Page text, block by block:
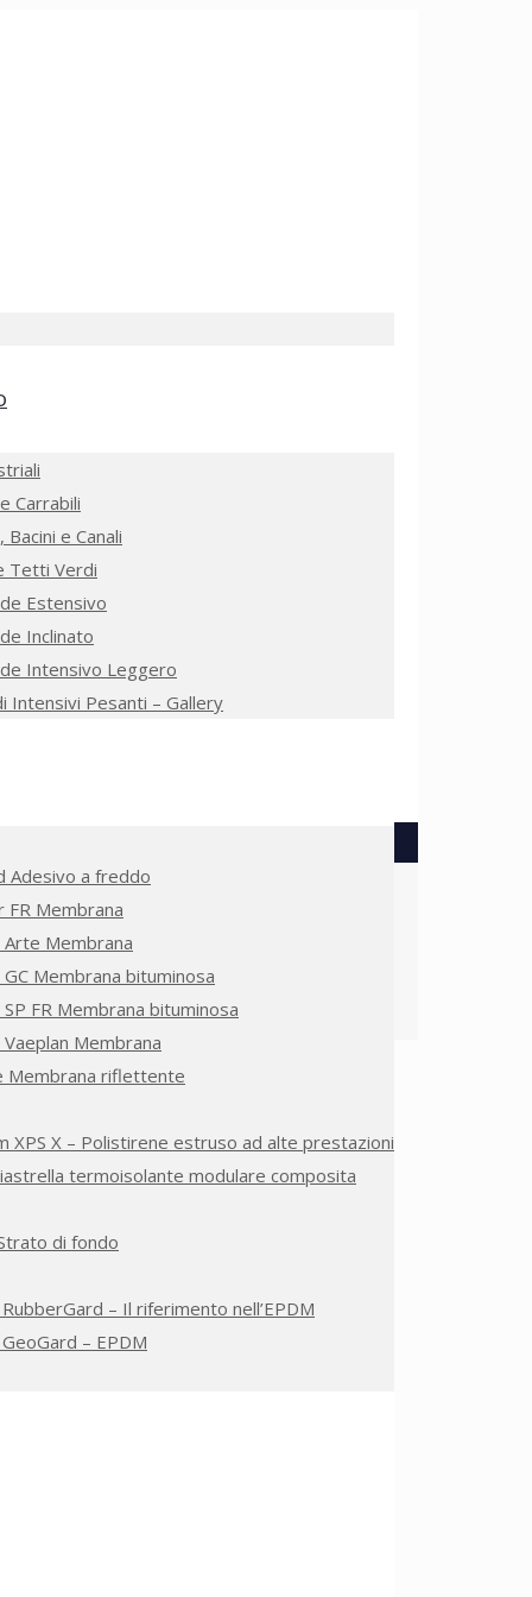
Carrabili
Bacini e Canali
Tetti Verdi
Estensivo
Inclinato
Intensivo Leggero
Intensivi Pesanti – Gallery
Adesivo a freddo
FR Membrana
Membrana
Membrana bituminosa
FR Membrana bituminosa
Membrana
Membrana riflettente
XPS X – Polistirene estruso ad alte prestazioni
termoisolante modulare composita
di fondo
– Il riferimento nell’EPDM
– EPDM